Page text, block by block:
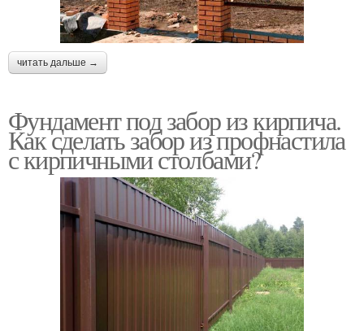
читать дальше →
Фундамент под забор из кирпича.
Как сделать забор из профнастила
с кирпичными столбами?